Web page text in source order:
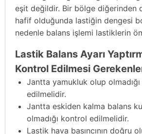
eşit değildir. Bir bölge diğerinden
hafif olduğunda lastiğin dengesi
nedenle balans işlemi lastiklerin
Lastik Balans Ayarı
Kontrol Edilmesi
Jantta yamukluk olup
edilmelidir.
Jantta eskiden kalma balans
olmadığı kontrol edilmelidir.
Lastik hava basıncının doğru